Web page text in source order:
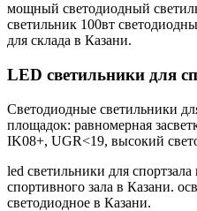
мощный светодиодный
светильник 100вт
для склада в Казани.
LED светильники для
Светодиодные светильники
площадок: равномерная
IK08+, UGR<19, высокий
led светильники для
спортивного зала в Казани.
светодиодное в Казани.